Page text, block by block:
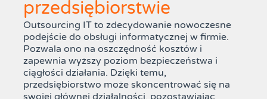
przedsiębiorstwie
Outsourcing IT to zdecydowanie nowoczesne
podejście do obsługi informatycznej w firmie.
Pozwala ono na oszczędność kosztów i
zapewnia wyższy poziom bezpieczeństwa i
ciągłości działania. Dzięki temu,
przedsiębiorstwo może skoncentrować się na
swojej głównej działalności, pozostawiając